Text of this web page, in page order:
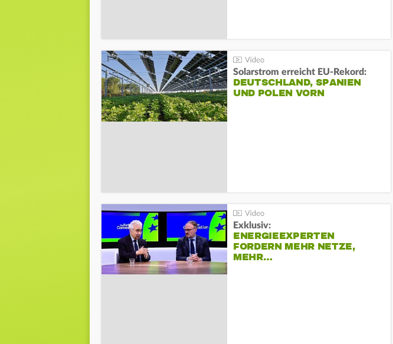
Solarstrom erreicht EU-Rekord:
DEUTSCHLAND, SPANIEN
UND POLEN VORN
Exklusiv:
ENERGIEEXPERTEN
FORDERN MEHR NETZE,
MEHR…